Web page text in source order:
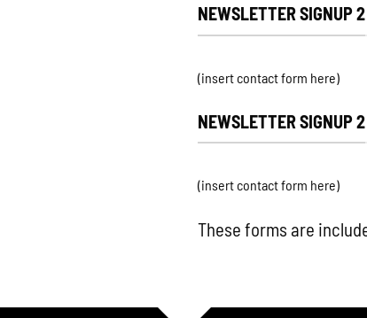
NEWSLETTER SIGNUP 2
(insert contact form here)
NEWSLETTER SIGNUP 2
(insert contact form here)
These forms are